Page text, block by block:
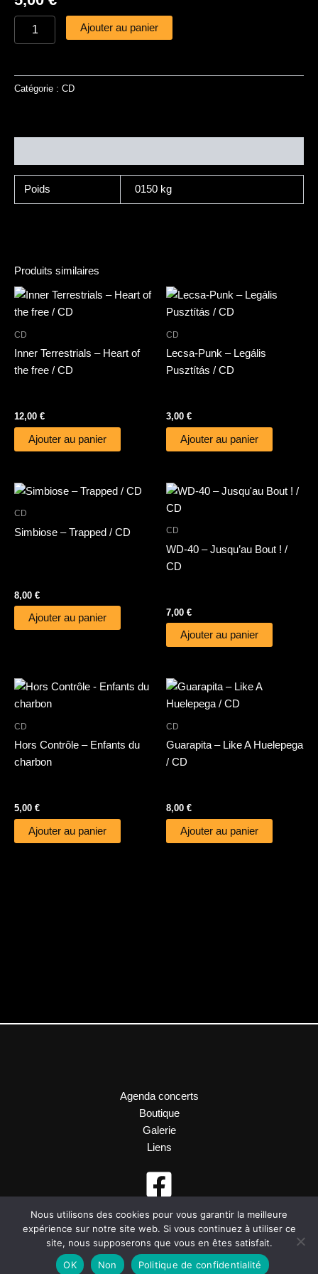
Ajouter au panier
Catégorie : CD
Poids 0150 kg
Produits similaires
CD
Inner Terrestrials – Heart of
the free / CD
12,00 €
Ajouter au panier
CD
Lecsa-Punk – Legális
Pusztítás / CD
3,00 €
Ajouter au panier
CD
Simbiose – Trapped / CD
8,00 €
Ajouter au panier
CD
WD-40 – Jusqu’au Bout ! /
CD
7,00 €
Ajouter au panier
CD
Hors Contrôle – Enfants du
charbon
5,00 €
Ajouter au panier
CD
Guarapita – Like A Huelepega
/ CD
8,00 €
Ajouter au panier
Agenda concerts
Boutique
Galerie
Liens
Nous utilisons des cookies pour vous garantir la meilleure
expérience sur notre site web. Si vous continuez à utiliser ce
site, nous supposerons que vous en êtes satisfait.
OK
Non Politique de confidentialité